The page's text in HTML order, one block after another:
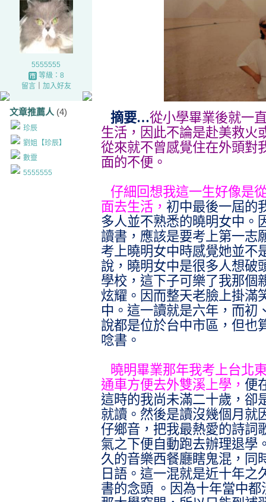
5555555
等級：8
留言｜ 加入好友
文章推薦人 (4)
珍辰
劉姐【珍辰】
數靈
5555555
摘要…從小學畢業後就一
生活，因此不論是赴美救火
從來就不曾感覺住在外頭對
面的不便。
仔細回想我這一生好像是
面去生活， 初中最後一屆的
多人並不熟悉的曉明女中。
讀書，應該是要考上第一志
考上曉明女中時感覺她並不
說，曉明女中是很多人想破
學校，這下子可樂了我那個
炫耀。因而整天老臉上掛滿
中。這一讀就是六年，而初
說都是位於台中市區，但也
唸書。
曉明畢業那年我考上台北
通車方便去外雙溪上學， 便
這時的我尚未滿二十歲，卻
就讀。然後是讀沒幾個月就
仔鄉音，把我最熱愛的詩詞
氣之下便自動跑去辦理退學
久的音樂西餐廳瞎鬼混，同
日語。這一混就是近十年之
書的念頭 。因為十年當中